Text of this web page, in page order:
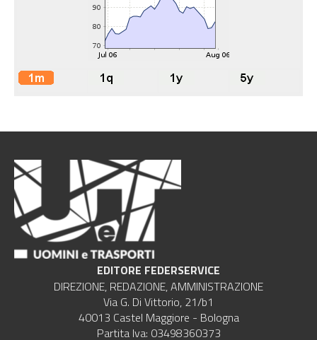
EDITORE FEDERSERVICE
DIREZIONE, REDAZIONE, AMMINISTRAZIONE
Via G. Di Vittorio, 21/b1
40013 Castel Maggiore - Bologna
Partita Iva: 03498360373